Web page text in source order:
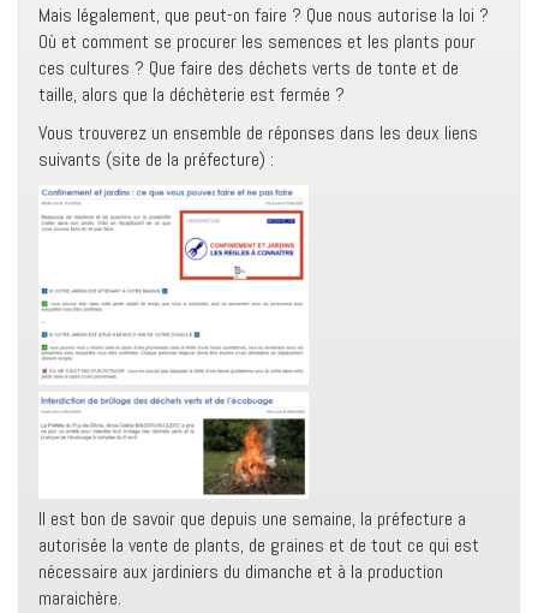
Mais légalement, que peut-on faire ? Que nous autorise la loi ?
Où et comment se procurer les semences et les plants pour
ces cultures ? Que faire des déchets verts de tonte et de
taille, alors que la déchèterie est fermée ?
Vous trouverez un ensemble de réponses dans les deux liens
suivants (site de la préfecture) :
Il est bon de savoir que depuis une semaine, la préfecture a
autorisée la vente de plants, de graines et de tout ce qui est
nécessaire aux jardiniers du dimanche et à la production
maraichère.